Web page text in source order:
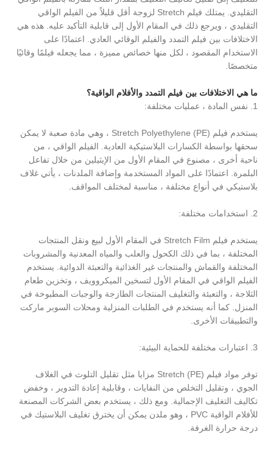
التقليدي. يمتلك فيلم Stretch لزوجة أقل قليلاً من الفيلم الواقي
التقليدي ، ويرجع ذلك في المقام الأول إلى قابلية التأكيد عليه. هذه هي
الاختلافات بين فيلم التمدد والفيلم الوقائي العادي. اعتمادًا على
الاستخدام المقصود ، لكل منها خصائص مميزة ، مما يجعله فيلمًا وقائيًا
متخصصًا.
ما هي الاختلافات بين فيلم التمدد والأفلام الواقية؟
1. نفس المادة ، عمليات مختلفة:
يستخدم فيلم Stretch Polyethylene (PE) ، وهي مادة صعبة لا يمكن
سحقها بواسطة الكسارات البلاستيكية العادية. الفيلم الواقي ، من
ناحية أخرى ، مصنوع في المقام الأول من الإيثيلين من خلال تفاعل
البلمرة. اعتمادًا على المواد المستخدمة وإضافة الملدنات ، يأتي غلاف
بلاستيكي في أنواع مختلفة ، مناسبة لمختلف المواقف.
2. استخدامات مختلفة:
يستخدم فيلم Stretch Film في المقام الأول لبيع ونقل المنتجات
المختلفة ، بما في ذلك الكحول والعلب والمياه المعدنية والمشروبات
المختلفة والقماش والمنتجات غير الغذائية والتعبئة الدوائية. يستخدم
الفيلم الواقي في المقام الأول لتسخين الميكروويف ، وتخزين طعام
الثلاجة ، والتعبئة والتغليف المنتجات الطازجة والوجبات المطبوخة في
المنزل. كما أنه يستخدم في الطلبات المنزلية ومحلات السوبر ماركت
والتطبيقات الأخرى.
3. اعتبارات مختلفة للحماية البيئية:
توفر مواد فيلم Stretch (PE) مزايا مثل تقليل التلوث في الغلاف
الجوي ، وتقليل التخلص من النفايات ، وقابلية إعادة التدوير ، وخفض
تكاليف التغليف الإجمالية. ومع ذلك ، يستخدم بعض الشركات المصنعة
للأفلام الواقية PVC ، وهو ملدن يمكن أن يخترق تغليف البلاستيك في
درجة حرارة الغرفة.